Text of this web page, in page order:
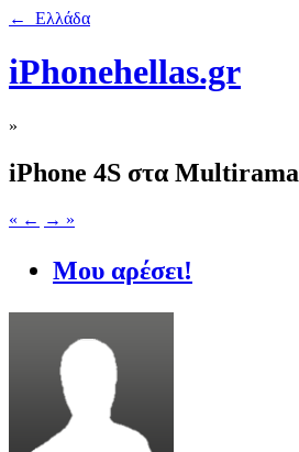
← Ελλάδα
iPhonehellas.gr
»
iPhone 4S στα Multirama
« ← → »
Μου αρέσει!